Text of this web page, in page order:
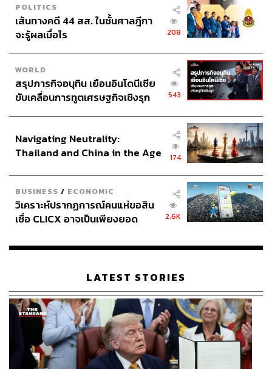
POLITICS
เส้นทางคดี 44 สส. ในชั้นศาลฎีกา
จะรู้ผลเมื่อไร
208
WORLD
สรุปภารกิจอนุทิน เยือนอินโดนีเซีย
ขับเคลื่อนการทูตเศรษฐกิจเชิงรุก
543
Navigating Neutrality:
Thailand and China in the Age
174
BUSINESS / ECONOMIC
วิเคราะห์ปรากฏการณ์คนแห่ขอสิน
เชื่อ CLICX อาจเป็นเพียงยอด
เรือนไทยที่ถูกซุกไว้
2.6K
LATEST STORIES